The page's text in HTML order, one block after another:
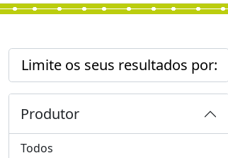
Limite os seus resultados por:
Produtor
Todos